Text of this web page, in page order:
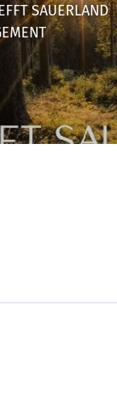
SAUERLAND